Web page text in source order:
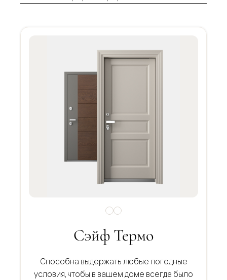
Сэйф Термо
Способна выдержать любые погодные
условия, чтобы в вашем доме всегда было